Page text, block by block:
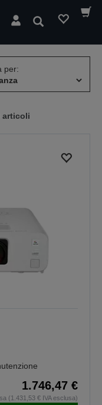
Cerca
per:
articoli
1.746,47 €
(1.431,53 € IVA esclusa)